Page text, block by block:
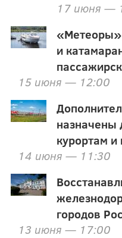
17 июня —
и
15 июня — 12:00
назначены
курортам и
14 июня — 11:30
городов
13 июня — 17:00